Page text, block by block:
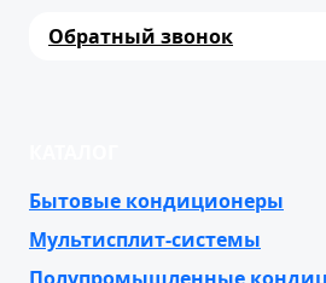
Обратный звонок
Бытовые кондиционеры
Мультисплит-системы